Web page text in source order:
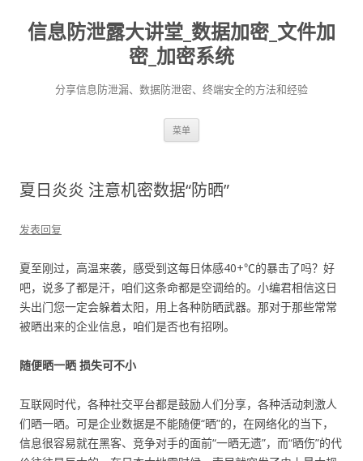
信息防泄露大讲堂_数据加密_文件加
密_加密系统
分享信息防泄漏、数据防泄密、终端安全的方法和经验
菜单
夏日炎炎 注意机密数据“防晒”
发表回复
夏至刚过，高温来袭，感受到这每日体感40+℃的暴击了吗？好
吧，说多了都是汗，咱们这条命都是空调给的。小编君相信这日
头出门您一定会躲着太阳，用上各种防晒武器。那对于那些常常
被晒出来的企业信息，咱们是否也有招咧。
随便晒一晒 损失可不小
互联网时代，各种社交平台都是鼓励人们分享，各种活动刺激人
们晒一晒。可是企业数据是不能随便“晒”的，在网络化的当下，
信息很容易就在黑客、竞争对手的面前“一晒无遗”，而“晒伤”的代